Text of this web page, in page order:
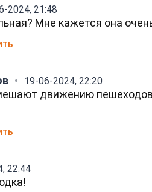
2024, 21:48
Мне кажется она
19-06-2024, 22:20
движению
22:44